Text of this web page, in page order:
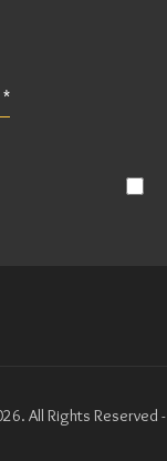
*
All Rights Reserved -